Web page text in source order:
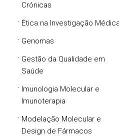
Crónicas
· Ética na Investigação Médica
· Genomas
· Gestão da Qualidade em
Saúde
· Imunologia Molecular e
Imunoterapia
· Modelação Molecular e
Design de Fármacos